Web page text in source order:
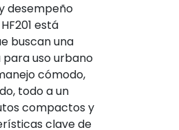
desempeño
está
buscan una
uso urbano
cómodo,
todo a un
compactos y
clave de